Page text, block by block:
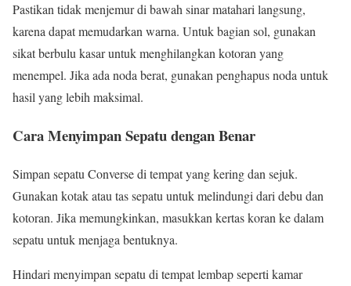
Pastikan tidak menjemur di bawah sinar matahari langsung,
karena dapat memudarkan warna. Untuk bagian sol, gunakan
sikat berbulu kasar untuk menghilangkan kotoran yang
menempel. Jika ada noda berat, gunakan penghapus noda untuk
hasil yang lebih maksimal.
Cara Menyimpan Sepatu dengan Benar
Simpan sepatu Converse di tempat yang kering dan sejuk.
Gunakan kotak atau tas sepatu untuk melindungi dari debu dan
kotoran. Jika memungkinkan, masukkan kertas koran ke dalam
sepatu untuk menjaga bentuknya.
Hindari menyimpan sepatu di tempat lembap seperti kamar